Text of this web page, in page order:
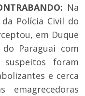
Na
Polícia Civil do
em Duque
Paraguai com
suspeitos foram
e cerca